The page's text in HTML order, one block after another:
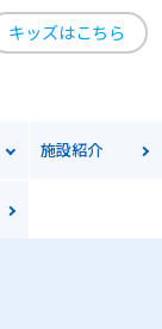
キッズはこちら
施設紹介